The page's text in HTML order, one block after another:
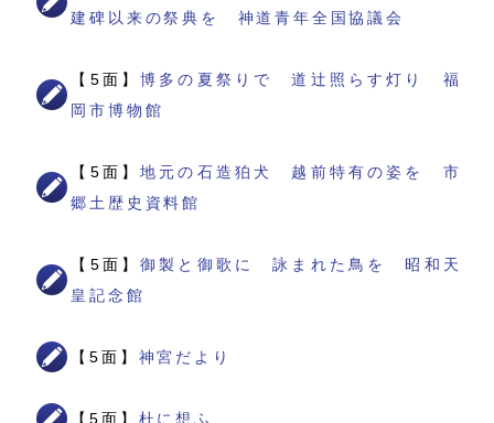
建碑以来の祭典を 神道青年全国協議会
【5面】博多の夏祭りで 道辻照らす灯り 福
岡市博物館
【5面】地元の石造狛犬 越前特有の姿を 市
郷土歴史資料館
【5面】御製と御歌に 詠まれた鳥を 昭和天
皇記念館
【5面】 神宮だより
【5面】 杜に想ふ